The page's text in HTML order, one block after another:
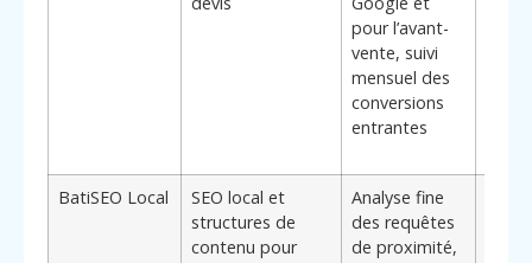
pour l’avant-
vente, suivi
mensuel des
conversions
entrantes
BatiSEO Local
SEO local et
structures de
contenu pour
Analyse fine
des requêtes
de proximité,